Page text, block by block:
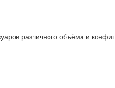
различного объёма и